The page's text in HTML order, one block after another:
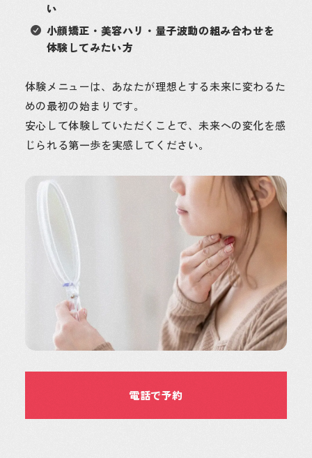
い
小顔矯正・美容ハリ・量子波動の組み合わせを
体験してみたい方
体験メニューは、あなたが理想とする未来に変わるた
めの最初の始まりです。
安心して体験していただくことで、未来への変化を感
じられる第一歩を実感してください。
電話で予約